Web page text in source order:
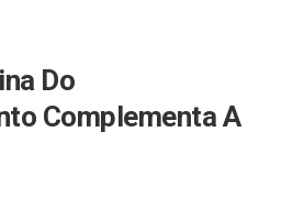
Do
Complementa A